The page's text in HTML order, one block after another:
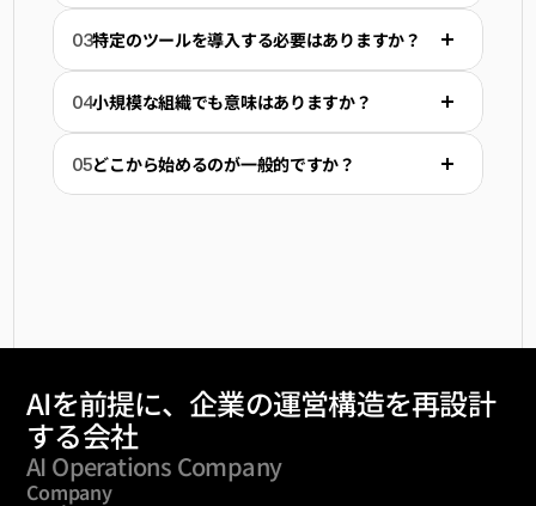
03特定のツールを導入する必要はありますか？
04小規模な組織でも意味はありますか？
05どこから始めるのが一般的ですか？
AIを前提に、企業の運営構造を再設計
する会社
AI Operations Company
Company